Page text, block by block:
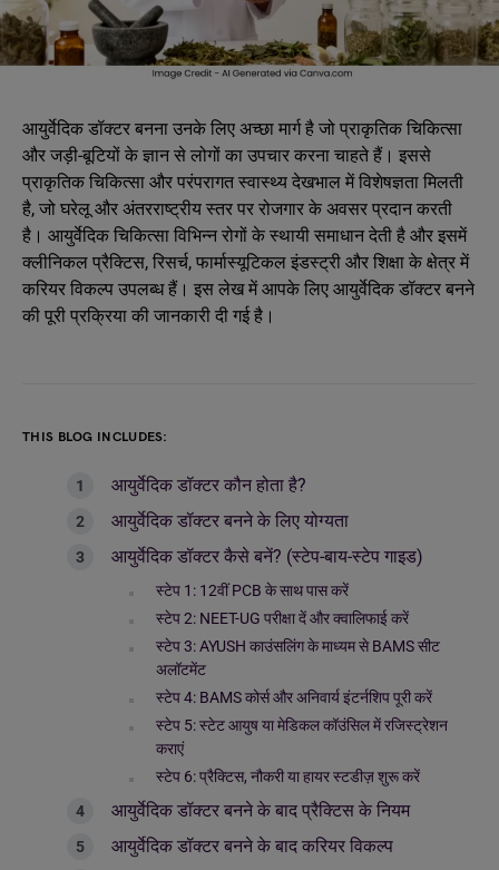
आयुर्वेदिक डॉक्टर बनना उनके लिए अच्छा मार्ग है जो प्राकृतिक चिकित्सा
और जड़ी-बूटियों के ज्ञान से लोगों का उपचार करना चाहते हैं। इससे
प्राकृतिक चिकित्सा और परंपरागत स्वास्थ्य देखभाल में विशेषज्ञता मिलती
है, जो घरेलू और अंतरराष्ट्रीय स्तर पर रोजगार के अवसर प्रदान करती
है। आयुर्वेदिक चिकित्सा विभिन्न रोगों के स्थायी समाधान देती है और इसमें
क्लीनिकल प्रैक्टिस, रिसर्च, फार्मास्यूटिकल इंडस्ट्री और शिक्षा के क्षेत्र में
करियर विकल्प उपलब्ध हैं। इस लेख में आपके लिए आयुर्वेदिक डॉक्टर बनने
की पूरी प्रक्रिया की जानकारी दी गई है।
THIS BLOG INCLUDES:
आयुर्वेदिक डॉक्टर कौन होता है?
आयुर्वेदिक डॉक्टर बनने के लिए योग्यता
आयुर्वेदिक डॉक्टर कैसे बनें? (स्टेप-बाय-स्टेप गाइड)
स्टेप 1: 12वीं PCB के साथ पास करें
स्टेप 2: NEET-UG परीक्षा दें और क्वालिफाई करें
स्टेप 3: AYUSH काउंसलिंग के माध्यम से BAMS सीट
अलॉटमेंट
स्टेप 4: BAMS कोर्स और अनिवार्य इंटर्नशिप पूरी करें
स्टेप 5: स्टेट आयुष या मेडिकल कॉउंसिल में रजिस्ट्रेशन
कराएं
स्टेप 6: प्रैक्टिस, नौकरी या हायर स्टडीज़ शुरू करें
आयुर्वेदिक डॉक्टर बनने के बाद प्रैक्टिस के नियम
आयुर्वेदिक डॉक्टर बनने के बाद करियर विकल्प